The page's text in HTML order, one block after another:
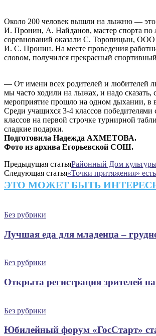
Около 200 человек вышли на лыжню — это
И. Пронин, А. Найданов, мастер спорта
соревнований оказали С. Торопицын,
И. С. Пронин. На месте проведения
словом, получился прекрасный
— От имени всех родителей и любителей
мы часто ходили на лыжах, и надо
мероприятие прошло на одном дыхании, в
Среди учащихся 3-4 классов
классов на первой строчке турнирной
сладкие подарки.
Подготовила Надежда АХМЕТОВА.
Фото из архива Егорьевской СОШ.
Предыдущая статьяРайонный Дом
Следующая статья«Точки притяжения»
ЭТО МОЖЕТ БЫТЬ
Без рубрики
Лучшая еда для младенца –
Без рубрики
Открыта регистрация зрителей
Без рубрики
Юбилейный форум «ГосСтарт»